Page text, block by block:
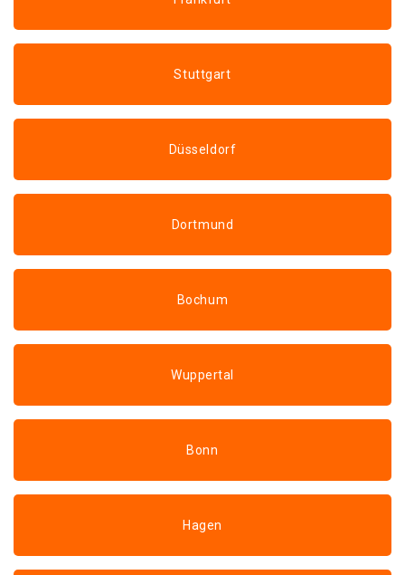
Stuttgart
Düsseldorf
Dortmund
Bochum
Wuppertal
Bonn
Hagen